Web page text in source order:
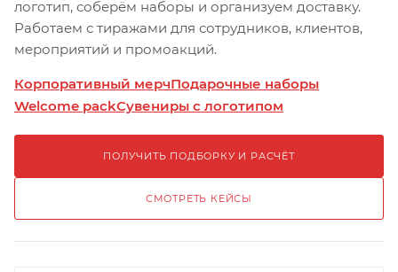
логотип, соберём наборы и организуем доставку.
Работаем с тиражами для сотрудников, клиентов,
мероприятий и промоакций.
Корпоративный мерчПодарочные наборы
Welcome packСувениры с логотипом
ПОЛУЧИТЬ ПОДБОРКУ И РАСЧЁТ
СМОТРЕТЬ КЕЙСЫ